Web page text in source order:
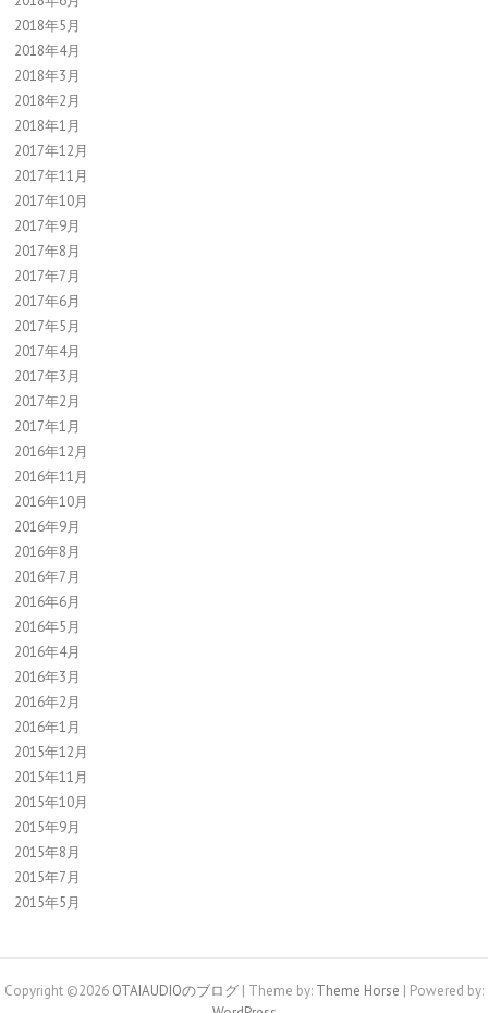
2018年5月
2018年4月
2018年3月
2018年2月
2018年1月
2017年12月
2017年11月
2017年10月
2017年9月
2017年8月
2017年7月
2017年6月
2017年5月
2017年4月
2017年3月
2017年2月
2017年1月
2016年12月
2016年11月
2016年10月
2016年9月
2016年8月
2016年7月
2016年6月
2016年5月
2016年4月
2016年3月
2016年2月
2016年1月
2015年12月
2015年11月
2015年10月
2015年9月
2015年8月
2015年7月
2015年5月
Copyright ©2026 OTAIAUDIOのブログ | Theme by: Theme Horse | Powered by: